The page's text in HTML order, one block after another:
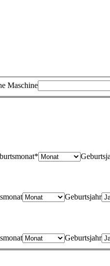
Maschine
Geburtsjahr
Geburtsjahr